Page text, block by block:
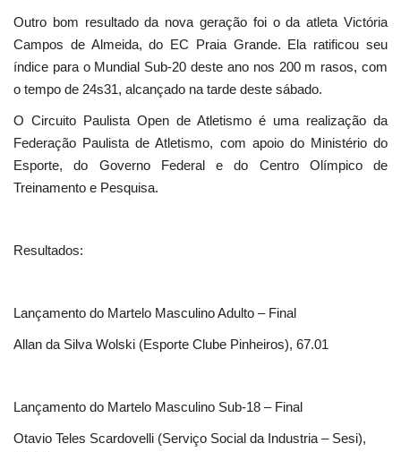
Outro bom resultado da nova geração foi o da atleta Victória
Campos de Almeida, do EC Praia Grande. Ela ratificou seu
índice para o Mundial Sub-20 deste ano nos 200 m rasos, com
o tempo de 24s31, alcançado na tarde deste sábado.
O Circuito Paulista Open de Atletismo é uma realização da
Federação Paulista de Atletismo, com apoio do Ministério do
Esporte, do Governo Federal e do Centro Olímpico de
Treinamento e Pesquisa.
Resultados:
Lançamento do Martelo Masculino Adulto – Final
Allan da Silva Wolski (Esporte Clube Pinheiros), 67.01
Lançamento do Martelo Masculino Sub-18 – Final
Otavio Teles Scardovelli (Serviço Social da Industria – Sesi),